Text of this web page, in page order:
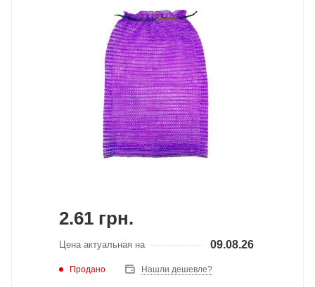
2.61 грн.
Цена актуальная на 09.08.26
Продано Нашли дешевле?